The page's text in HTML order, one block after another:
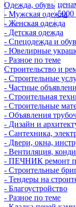
5000
Одежда, обувь
- Мужская одежда
- Женская одежда
- Детская одежда
- Спецодежда и
- Ювелирные
- Разное по теме
Строительство и
- Строительные
- Частные
- Строительная
- Строительные
- Объявления
- Дизайн и
- Сантехника,
- Двери, окна,
- Вентиляция,
- ПЕЧНИК ремонт
- Строительные
- Тендеры на
- Благоустройство
- Разное по теме